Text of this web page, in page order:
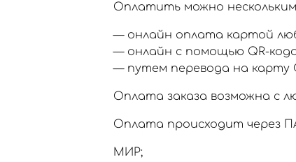
Оплатить можно
— онлайн оплата картой
— онлайн с помощью QR-
— путем перевода на карту
Оплата заказа возможна с
Оплата происходит через
МИР;